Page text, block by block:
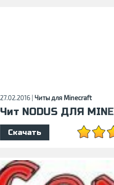
27.02.2016 | Читы для Minecraft
Чит NODUS ДЛЯ
Скачать